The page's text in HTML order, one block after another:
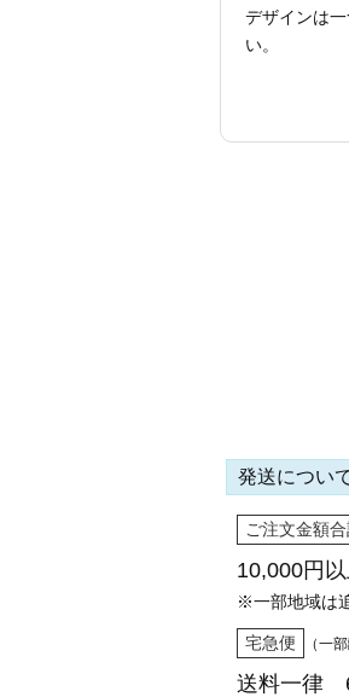
デザインは
い。
発送につい
ご注文金額
10,000円
※一部地域は
宅急便 （一
送料一律